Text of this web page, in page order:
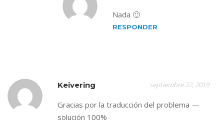
Nada 🙂
RESPONDER
Keivering septiembre 22, 2019
Gracias por la traducción del problema —
solución 100%